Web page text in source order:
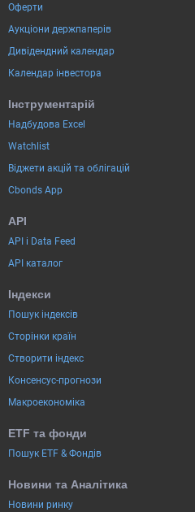
Оферти
Аукціони держпаперів
Дивідендний календар
Календар інвестора
Інструментарій
Надбудова Excel
Watchlist
Віджети акцій та облігацій
Cbonds App
API
API і Data Feed
API каталог
Індекси
Пошук індексів
Сторінки країн
Створити індекс
Консенсус-прогнози
Макроекономіка
ETF та фонди
Пошук ETF & Фондів
Новини та Аналітика
Новини ринку